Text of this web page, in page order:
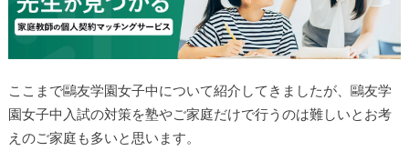
ここまで鷗友学園女子中について紹介してきましたが、鷗友学
園女子中入試の対策を塾やご家庭だけで行うのは難しいとお考
えのご家庭も多いと思います。